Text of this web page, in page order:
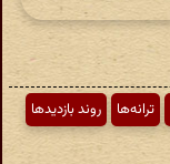
ترانه‌ها
روند بازدیدها